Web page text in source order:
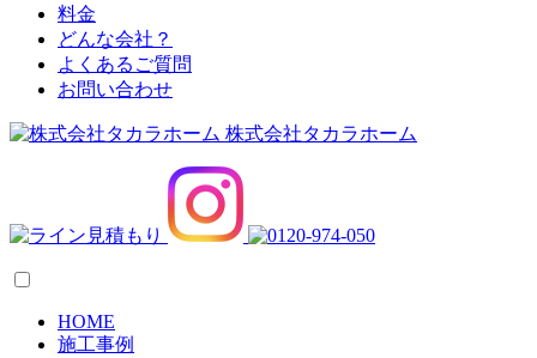
料金
どんな会社？
よくあるご質問
お問い合わせ
株式会社タカラホーム
HOME
施工事例